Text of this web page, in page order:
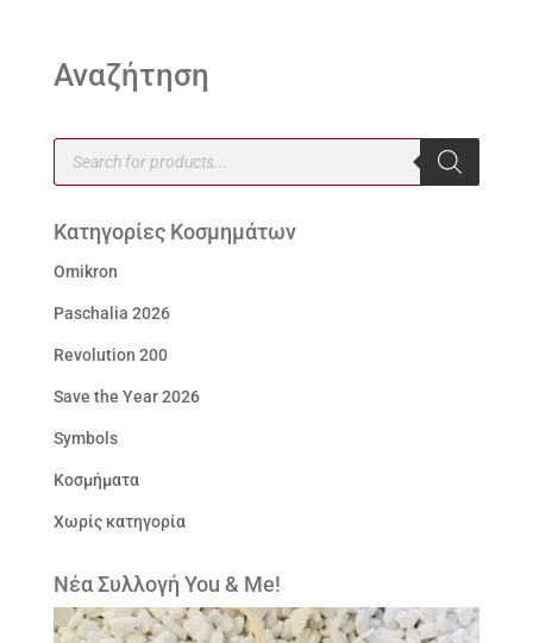
Αναζήτηση
Products
search
Κατηγορίες Κοσμημάτων
Omikron
Paschalia 2026
Revolution 200
Save the Year 2026
Symbols
Κοσμήματα
Χωρίς κατηγορία
Νέα Συλλογή You & Me!